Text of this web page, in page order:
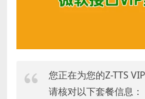
您正在为您的Z-TTS
请核对以下套餐信息：